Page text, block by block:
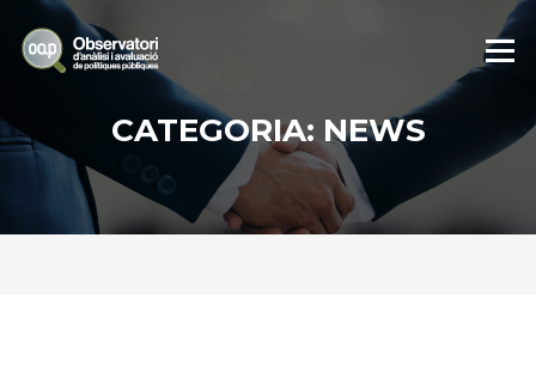
content
Menu
CATEGORIA: NEWS